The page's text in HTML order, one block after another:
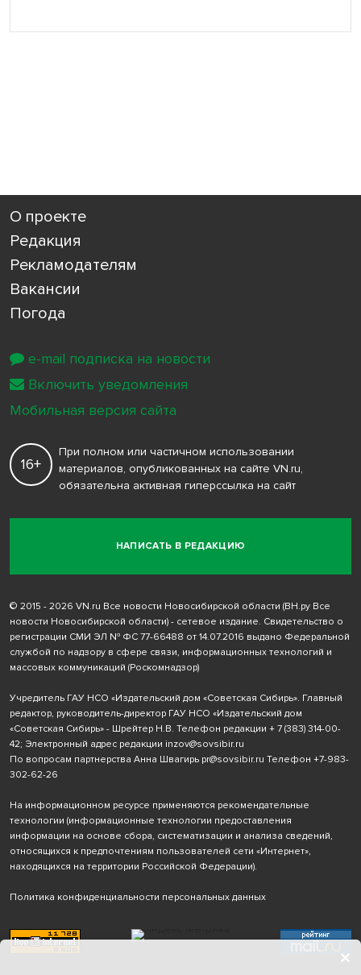
О проекте
Редакция
Рекламодателям
Вакансии
Погода
НАПИСАТЬ В РЕДАКЦИЮ
16+
При полном или частичном использовании
материалов, опубликованных на сайте VN.ru,
обязательна активная гиперссылка на сайт
© 2015 - 2026 VN.ru Все новости Новосибирской области (ВН.ру Все
новости Новосибирской области) - сетевое издание. Свидетельство о
регистрации СМИ ЭЛ № ФС 77-66488 от 14.07.2016 выдано Федеральной
службой по надзору в сфере связи, информационных технологий и
массовых коммуникаций (Роскомнадзор)
Учредитель ГАУ НСО «Издательский дом «Советская Сибирь». Главный
редактор, руководитель-директор ГАУ НСО «Издательский дом
«Советская Сибирь» - Шрейтер Н.В. Телефон редакции + 7 (383) 314-00-
42; Электронный адрес редакции inzov@sovsibir.ru
По вопросам партнерства Анна Швагирь pr@sovsibir.ru Телефон +7-983-
302-62-26
На информационном ресурсе применяются рекомендательные
технологии (информационные технологии предоставления
информации на основе сбора, систематизации и анализа сведений,
относящихся к предпочтениям пользователей сети «Интернет»,
находящихся на территории Российской Федерации).
Политика конфиденциальности персональных данных
e-mail подписка на новости
Включить уведомления
Мобильная версия сайта